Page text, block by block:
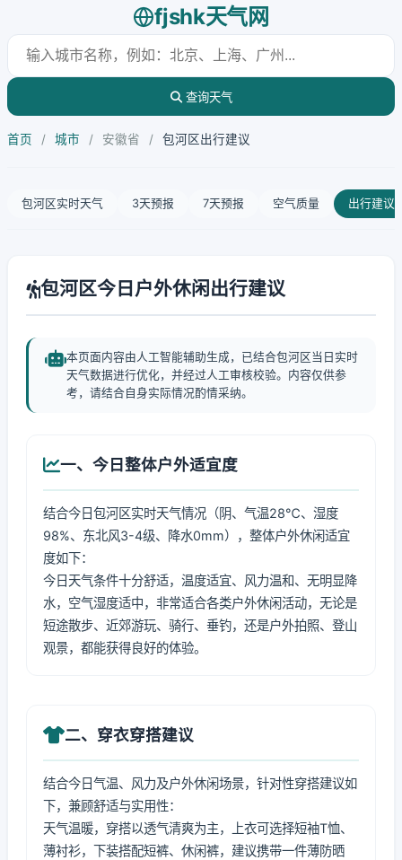
fjshk天气网
查询天气
首页 / 城市 / 安徽省 / 包河区出行建议
包河区实时天气 3天预报 7天预报 空气质量 出行建议
包河区今日户外休闲出行建议
本页面内容由人工智能辅助生成，已结合包河区当日实时
天气数据进行优化，并经过人工审核校验。内容仅供参
考，请结合自身实际情况酌情采纳。
一、今日整体户外适宜度
结合今日包河区实时天气情况（阴、气温28℃、湿度
98%、东北风3-4级、降水0mm），整体户外休闲适宜
度如下：
今日天气条件十分舒适，温度适宜、风力温和、无明显降
水，空气湿度适中，非常适合各类户外休闲活动，无论是
短途散步、近郊游玩、骑行、垂钓，还是户外拍照、登山
观景，都能获得良好的体验。
二、穿衣穿搭建议
结合今日气温、风力及户外休闲场景，针对性穿搭建议如
下，兼顾舒适与实用性：
天气温暖，穿搭以透气清爽为主，上衣可选择短袖T恤、
薄衬衫，下装搭配短裤、休闲裤，建议携带一件薄防晒